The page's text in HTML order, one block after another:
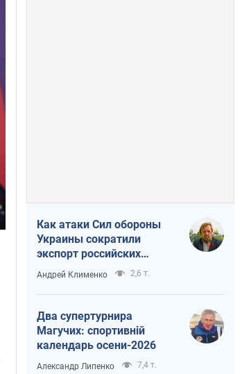
Как атаки Сил обороны
Украины сократили
экспорт российских
нефтепродуктов
Андрей Клименко 2,6 т.
Два супертурнира
Магучих: спортивній
календарь осени-2026
Александр Липенко 7,4 т.